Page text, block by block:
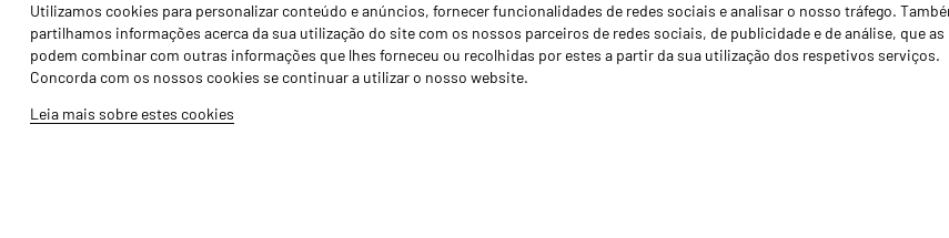
Utilizamos cookies para personalizar conteúdo e anúncios, fornecer funcionalidades de redes sociais e analisar o nosso tráfego.
partilhamos informações acerca da sua utilização do site com os nossos parceiros de redes sociais, de publicidade e de análise, que as
podem combinar com outras informações que lhes forneceu ou recolhidas por estes a partir da sua utilização dos respetivos serviços.
Concorda com os nossos cookies se continuar a utilizar o nosso website.
Leia mais sobre estes cookies
Identidade
História
Fábrica / Produção
Recursos Humanos
Agricultura
Transportes
Gama Floresta
Notícias
Concessionários